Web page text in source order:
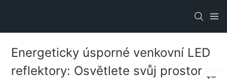
Energeticky úsporné venkovní LED
reflektory: Osvětlete svůj prostor